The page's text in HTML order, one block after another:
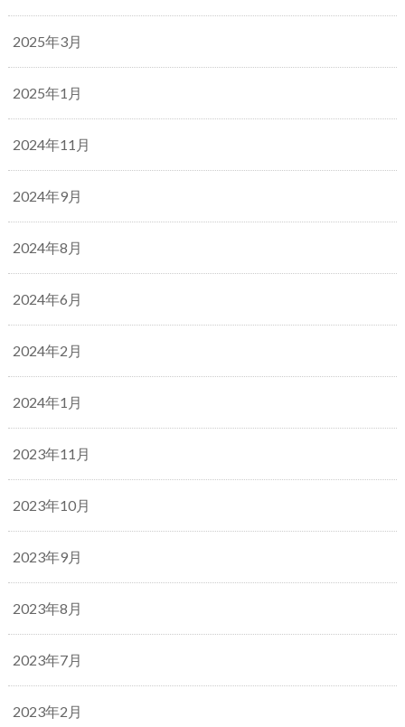
2025年3月
2025年1月
2024年11月
2024年9月
2024年8月
2024年6月
2024年2月
2024年1月
2023年11月
2023年10月
2023年9月
2023年8月
2023年7月
2023年2月